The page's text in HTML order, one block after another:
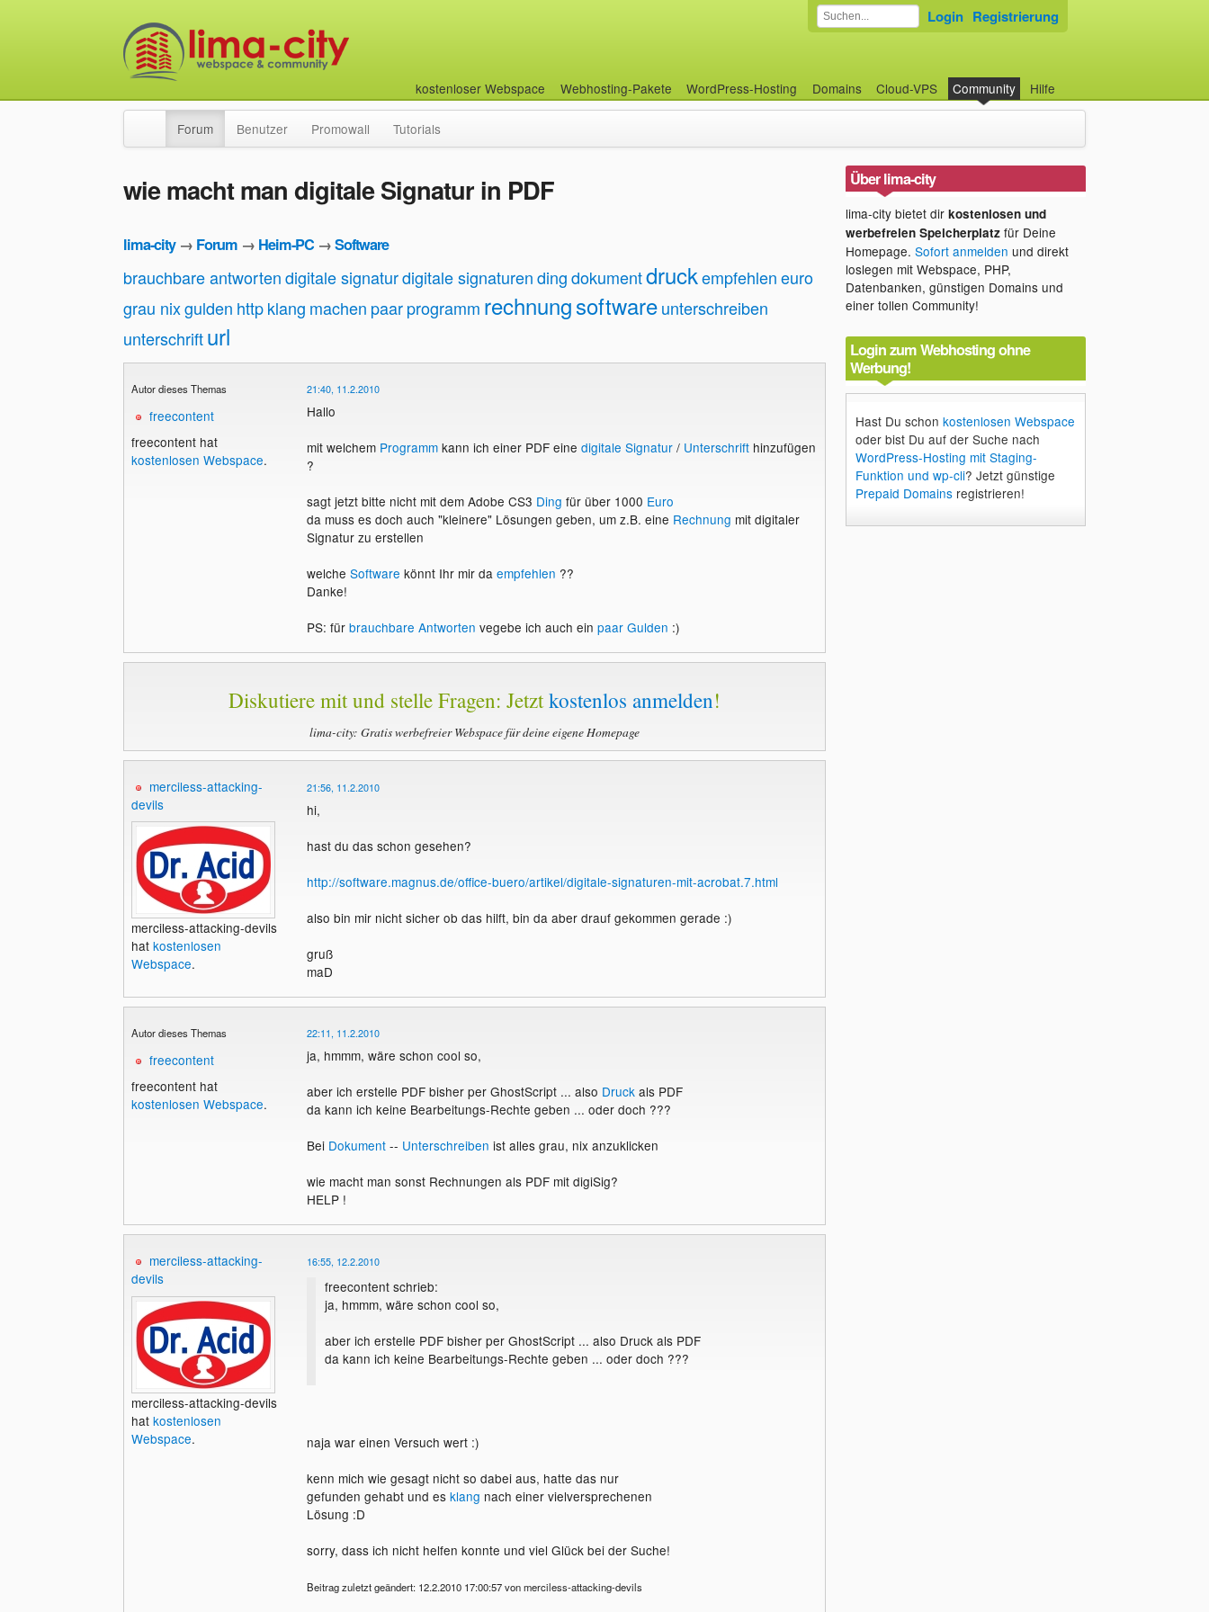
kostenloser Webspace Webhosting-Pakete WordPress-Hosting Domains Cloud-VPS Community Hilfe
Login Registrierung
Forum Benutzer Promowall Tutorials
wie macht man digitale Signatur in PDF
lima-city→ Forum → Heim-PC →Software
brauchbare antwortendigitale signaturdigitale signaturendingdokumentdruckempfehleneuro
grau nixgulden httpklang machen paarprogramm rechnungsoftwareunterschreiben
unterschrifturl
Autor dieses Themas
freecontent
freecontent hat
kostenlosen Webspace.
21:40, 11.2.2010
Hallo
mit welchem Programmkann ich einer PDF eine digitale Signatur/ Unterschrifthinzufügen
?
sagt jetzt bitte nicht mit dem Adobe CS3 Ding für über 1000 Euro
da muss es doch auch "kleinere" Lösungen geben, um z.B. eine Rechnung mit digitaler
Signatur zu erstellen
welche Software könnt Ihr mir da empfehlen ??
Danke!
PS: für brauchbare Antworten vegebe ich auch ein paar Gulden :)
Diskutiere mit und stelle Fragen: Jetztkostenlos anmelden!
lima-city: Gratis werbefreier Webspace für deine eigene Homepage
merciless-attacking-
devils
merciless-attacking-devils
hat kostenlosen
Webspace.
21:56, 11.2.2010
hi,
hast du das schon gesehen?
http://software.magnus.de/office-buero/artikel/digitale-signaturen-mit-acrobat.7.html
also bin mir nicht sicher ob das hilft, bin da aber drauf gekommen gerade :)
gruß
maD
Autor dieses Themas
freecontent
freecontent hat
kostenlosen Webspace.
22:11, 11.2.2010
ja, hmmm, wäre schon cool so,
aber ich erstelle PDF bisher per GhostScript ... also Druckals PDF
da kann ich keine Bearbeitungs-Rechte geben ... oder doch ???
Bei Dokument-- Unterschreiben ist alles grau, nix anzuklicken
wie macht man sonst Rechnungen als PDF mit digiSig?
HELP !
merciless-attacking-
devils
merciless-attacking-devils
hat kostenlosen
Webspace.
16:55, 12.2.2010
freecontent schrieb:
ja, hmmm, wäre schon cool so,
aber ich erstelle PDF bisher per GhostScript ... also Druck als PDF
da kann ich keine Bearbeitungs-Rechte geben ... oder doch ???
naja war einen Versuch wert :)
kenn mich wie gesagt nicht so dabei aus, hatte das nur
gefunden gehabt und es klang nach einer vielversprechenen
Lösung :D
sorry, dass ich nicht helfen konnte und viel Glück bei der Suche!
Beitrag zuletzt geändert: 12.2.2010 17:00:57 von merciless-attacking-devils
Über lima-city
lima-city bietet dir kostenlosen und
werbefreien Speicherplatzfür Deine
Homepage. Sofort anmelden und direkt
loslegen mit Webspace, PHP,
Datenbanken, günstigen Domains und
einer tollen Community!
Login zum Webhosting ohne
Werbung!
Hast Du schon kostenlosen Webspace
oder bist Du auf der Suche nach
WordPress-Hosting mit Staging-
Funktion und wp-cli? Jetzt günstige
Prepaid Domainsregistrieren!